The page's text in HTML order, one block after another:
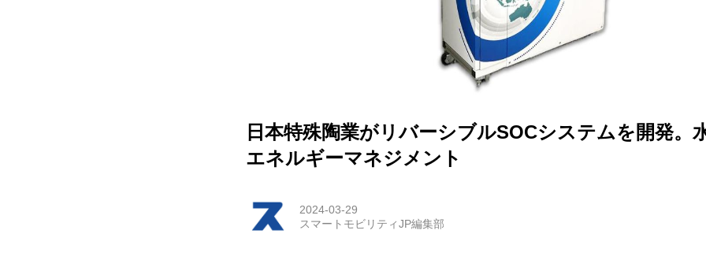
テクノロジー
運営会社
日本特殊陶業がリバーシブルSOCシステムを開発。
エネルギーマネジメント
2024-03-29
スマートモビリティJP編集部